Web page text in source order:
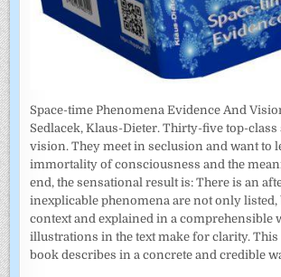
Space-time Phenomena Evidence And
Sedlacek, Klaus-Dieter. Thirty-five top-class
vision. They meet in seclusion and want to
immortality of consciousness and the
end, the sensational result is: There is an
inexplicable phenomena are not only listed,
context and explained in a comprehensible
illustrations in the text make for clarity.
book describes in a concrete and credible